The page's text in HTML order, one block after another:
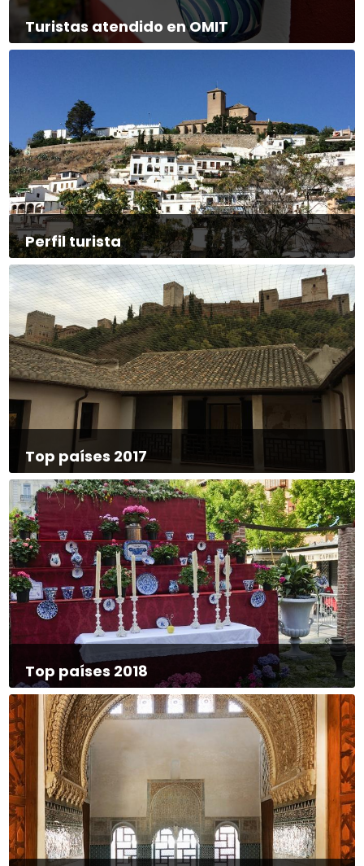
Turistas atendido en OMIT
Perfil turista
Top países 2017
Top países 2018